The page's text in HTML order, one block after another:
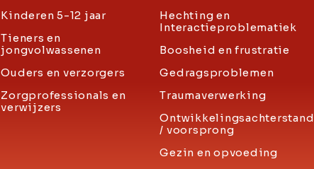
Kinderen 5-12 jaar
Tieners en
jongvolwassenen
Ouders en verzorgers
Zorgprofessionals en
verwijzers
Hechting en
Interactieproblematiek
Boosheid en frustratie
Gedragsproblemen
Traumaverwerking
Ontwikkelingsachterstand
/ voorsprong
Gezin en opvoeding